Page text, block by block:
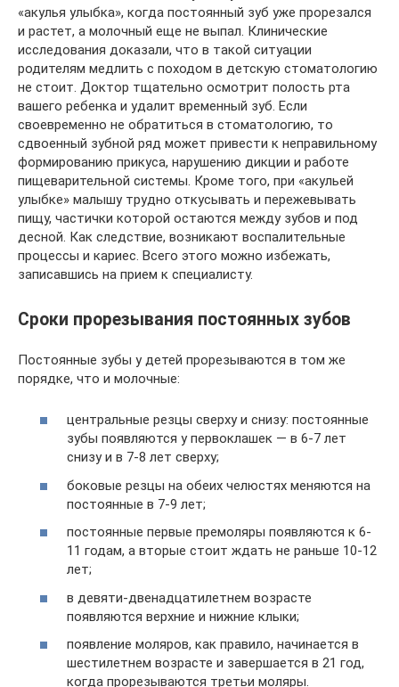
«акулья улыбка», когда постоянный зуб уже прорезался
и растет, а молочный еще не выпал. Клинические
исследования доказали, что в такой ситуации
родителям медлить с походом в детскую стоматологию
не стоит. Доктор тщательно осмотрит полость рта
вашего ребенка и удалит временный зуб. Если
своевременно не обратиться в стоматологию, то
сдвоенный зубной ряд может привести к неправильному
формированию прикуса, нарушению дикции и работе
пищеварительной системы. Кроме того, при «акульей
улыбке» малышу трудно откусывать и пережевывать
пищу, частички которой остаются между зубов и под
десной. Как следствие, возникают воспалительные
процессы и кариес. Всего этого можно избежать,
записавшись на прием к специалисту.
Сроки прорезывания постоянных зубов
Постоянные зубы у детей прорезываются в том же
порядке, что и молочные:
центральные резцы сверху и снизу: постоянные
зубы появляются у первоклашек — в 6-7 лет
снизу и в 7-8 лет сверху;
боковые резцы на обеих челюстях меняются на
постоянные в 7-9 лет;
постоянные первые премоляры появляются к 6-
11 годам, а вторые стоит ждать не раньше 10-12
лет;
в девяти-двенадцатилетнем возрасте
появляются верхние и нижние клыки;
появление моляров, как правило, начинается в
шестилетнем возрасте и завершается в 21 год,
когда прорезываются третьи моляры.